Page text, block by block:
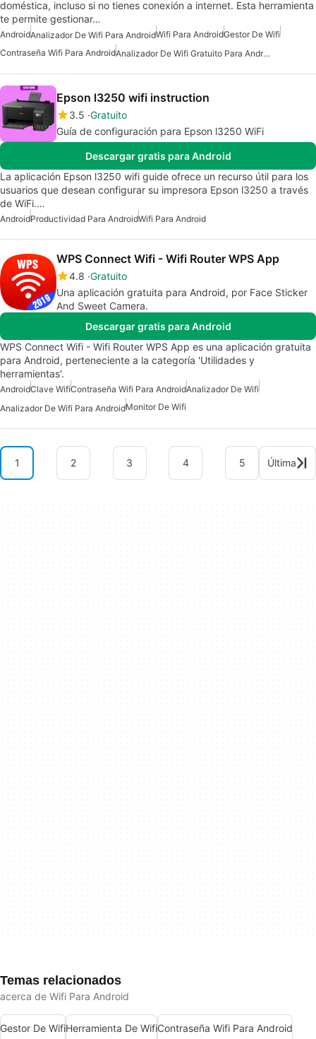
doméstica, incluso si no tienes conexión a internet. Esta herramienta
te permite gestionar…
AndroidAnalizador De Wifi Para AndroidWifi Para AndroidGestor De Wifi
Contraseña Wifi Para Android
Analizador De Wifi Gratuito Para Android
Epson l3250 wifi instruction
3.5 Gratuito
Guía de configuración para Epson l3250 WiFi
Descargar gratis para Android
La aplicación Epson l3250 wifi guide ofrece un recurso útil para los
usuarios que desean configurar su impresora Epson l3250 a través
de WiFi.…
AndroidProductividad Para AndroidWifi Para Android
WPS Connect Wifi - Wifi Router WPS App
4.8 Gratuito
Una aplicación gratuita para Android, por Face Sticker
And Sweet Camera.
Descargar gratis para Android
WPS Connect Wifi - Wifi Router WPS App es una aplicación gratuita
para Android, perteneciente a la categoría 'Utilidades y
herramientas'.
AndroidClave WifiContraseña Wifi Para AndroidAnalizador De Wifi
Analizador De Wifi Para AndroidMonitor De Wifi
1 2 3 4 5 Última
Temas relacionados
acerca de Wifi Para Android
Gestor De WifiHerramienta De WifiContraseña Wifi Para Android